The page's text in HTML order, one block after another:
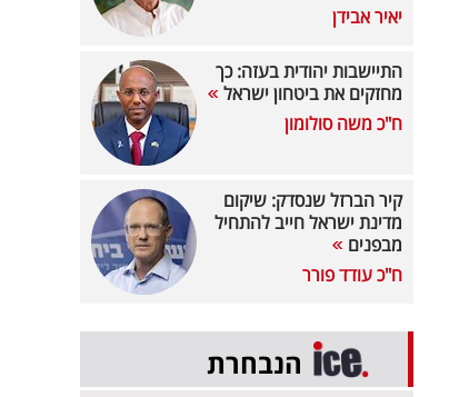
יאיר אבידן
התיישבות יהודית בעזה: כך
מחזקים את ביטחון ישראל
ח"כ משה סולומון
קיר הברזל שנסדק: שיקום
מדינת ישראל חייב להתחיל
מבפנים
ח"כ עודד פורר
הנבחרת